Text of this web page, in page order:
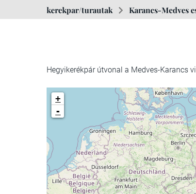
kerekpar/turautak Karancs-Medves
Hegyikerékpár útvonal a Medves-Karancs
+
-